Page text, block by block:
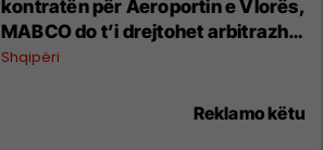
kontratën për Aeroportin e Vlorës,
MABCO do t’i drejtohet arbitrazhit
ndërkombëtar
Shqipëri
Reklamo këtu